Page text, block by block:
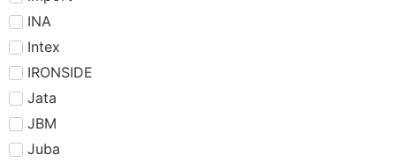
INA
Intex
IRONSIDE
Jata
JBM
Juba